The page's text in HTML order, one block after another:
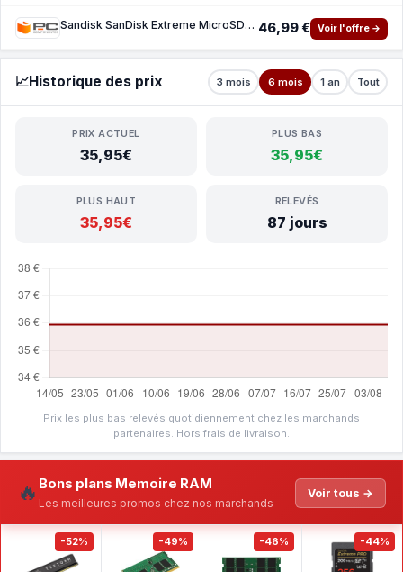
Sandisk SanDisk Extreme MicroSDXC 128 Go UHS-I A2 V30 Classe 10 avec adaptateur SD 46,99 € Voir l'offre →
📈Historique des prix 3 mois 6 mois 1 an Tout
PRIX ACTUEL
35,95€
PLUS BAS
35,95€
PLUS HAUT
35,95€
RELEVÉS
87 jours
Prix les plus bas relevés quotidiennement chez les marchands
partenaires. Hors frais de livraison.
🔥 Bons plans Memoire RAM
Les meilleures promos chez nos marchands
Voir tous →
-52% -49% -46% -44%